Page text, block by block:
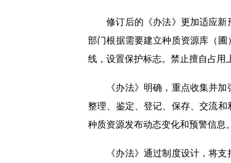
修订后的《办法》更加适应新
部门根据需要建立种质资源库（
线，设置保护标志。禁止擅自占用
《办法》明确，重点收集并加
整理、鉴定、登记、保存、交流
种质资源发布动态变化和预警信息。
《办法》通过制度设计，将支